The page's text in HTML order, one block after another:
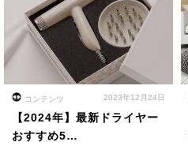
コンテンツ 2023年12月24日
【2024年】最新ドライヤー
おすすめ5…